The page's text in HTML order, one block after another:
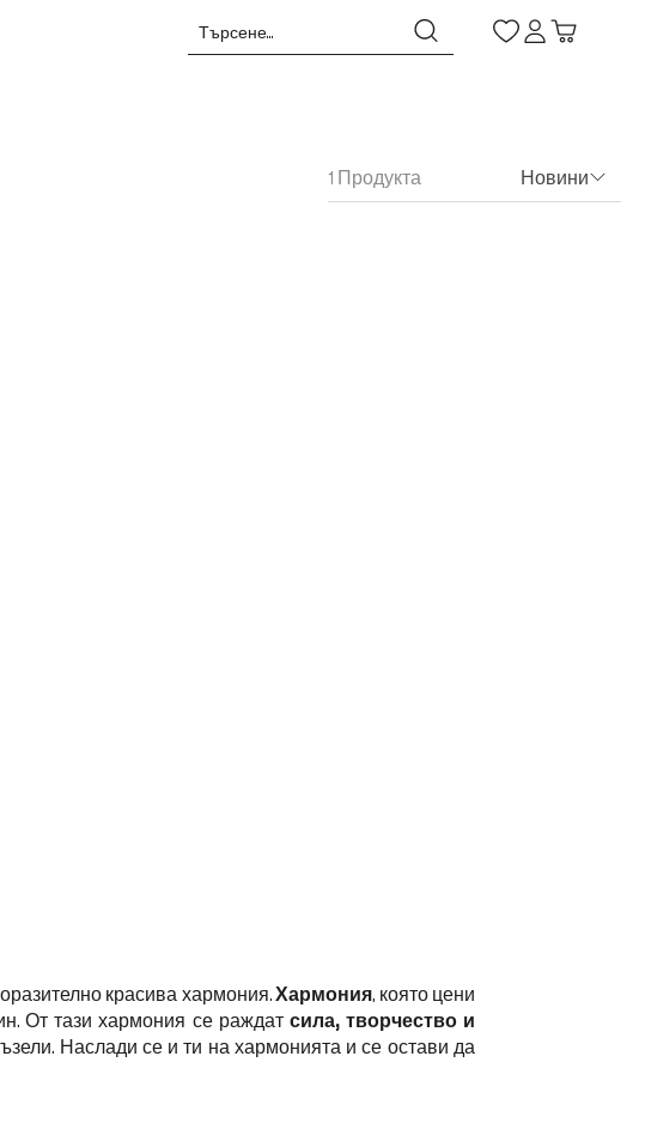
1 Продукта Новини
красива хармония.Хармония, която цени
От тази хармония се раждат сила, творчество и
Наслади се и ти на хармонията и се остави да